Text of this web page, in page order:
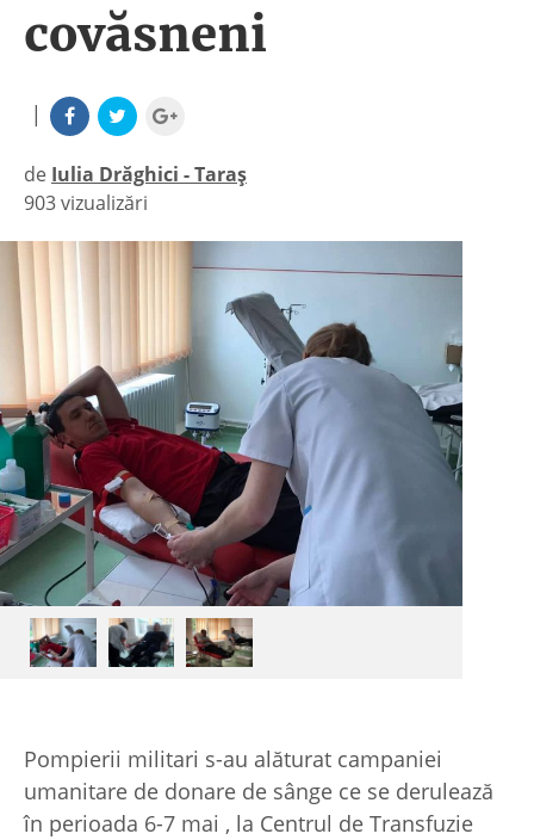
covăsneni
|
de Iulia Drăghici - Taraș
|
903 vizualizări
Pompierii militari s-au alăturat campaniei
umanitare de donare de sânge ce se derulează
în perioada 6-7 mai , la Centrul de Transfuzie